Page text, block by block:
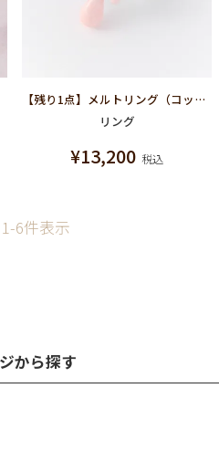
【残り1点】メルトリング（コットンキャンディー）
リング
¥13,200 税込
1-6件表示
から探す